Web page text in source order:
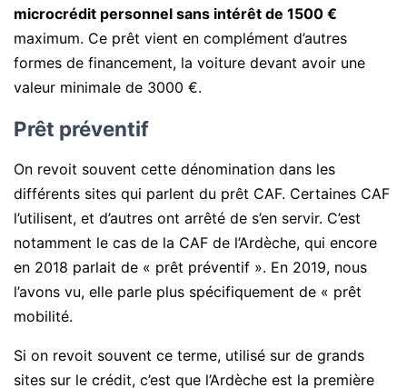
microcrédit personnel sans intérêt de 1500 €
maximum. Ce prêt vient en complément d’autres
formes de financement, la voiture devant avoir une
valeur minimale de 3000 €.
Prêt préventif
On revoit souvent cette dénomination dans les
différents sites qui parlent du prêt CAF. Certaines CAF
l’utilisent, et d’autres ont arrêté de s’en servir. C’est
notamment le cas de la CAF de l’Ardèche, qui encore
en 2018 parlait de « prêt préventif ». En 2019, nous
l’avons vu, elle parle plus spécifiquement de « prêt
mobilité.
Si on revoit souvent ce terme, utilisé sur de grands
sites sur le crédit, c’est que l’Ardèche est la première